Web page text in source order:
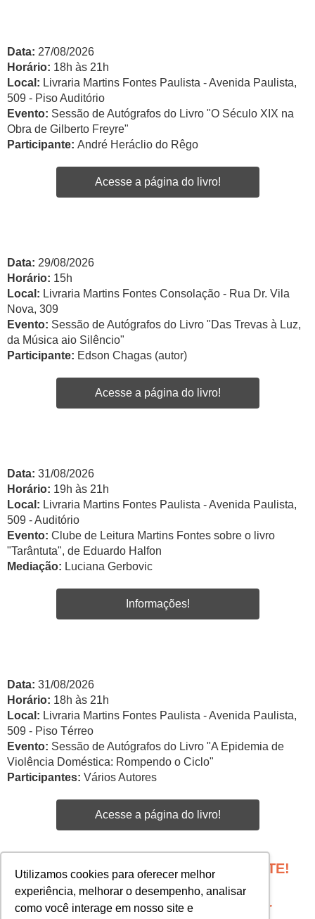
Utilizamos cookies para oferecer melhor
experiência, melhorar o desempenho, analisar
como você interage em nosso site e
Data: 27/08/2026
Horário: 18h às 21h
Local: Livraria Martins Fontes Paulista - Avenida Paulista,
509 - Piso Auditório
Evento: Sessão de Autógrafos do Livro "O Século XIX na
Obra de Gilberto Freyre"
Participante: André Heráclio do Rêgo
Acesse a página do livro!
Data: 29/08/2026
Horário: 15h
Local: Livraria Martins Fontes Consolação - Rua Dr. Vila
Nova, 309
Evento: Sessão de Autógrafos do Livro "Das Trevas à Luz,
da Música aio Silêncio"
Participante: Edson Chagas (autor)
Acesse a página do livro!
Data: 31/08/2026
Horário: 19h às 21h
Local: Livraria Martins Fontes Paulista - Avenida Paulista,
509 - Auditório
Evento: Clube de Leitura Martins Fontes sobre o livro
"Tarântuta", de Eduardo Halfon
Mediação: Luciana Gerbovic
Informações!
Data: 31/08/2026
Horário: 18h às 21h
Local: Livraria Martins Fontes Paulista - Avenida Paulista,
509 - Piso Térreo
Evento: Sessão de Autógrafos do Livro "A Epidemia de
Violência Doméstica: Rompendo o Ciclo"
Participantes: Vários Autores
Acesse a página do livro!
PROGRAME SEU EVENTO COM A GENTE!
Edgar Santos -
esantos@martinsfontespaulista.com.br